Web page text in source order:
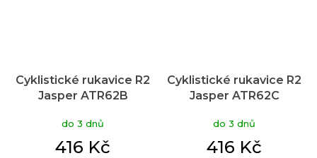
Cyklistické rukavice R2
Jasper ATR62B
do 3 dnů
416 Kč
Cyklistické rukavice R2
Jasper ATR62C
do 3 dnů
416 Kč